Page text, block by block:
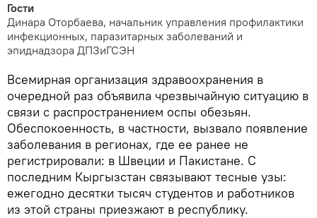
Гости
Динара Оторбаева, начальник управления профилактики
инфекционных, паразитарных заболеваний и
эпиднадзора ДПЗиГСЭН
Всемирная организация здравоохранения в
очередной раз объявила чрезвычайную ситуацию в
связи с распространением оспы обезьян.
Обеспокоенность, в частности, вызвало появление
заболевания в регионах, где ее ранее не
регистрировали: в Швеции и Пакистане. С
последним Кыргызстан связывают тесные узы:
ежегодно десятки тысяч студентов и работников
из этой страны приезжают в республику.